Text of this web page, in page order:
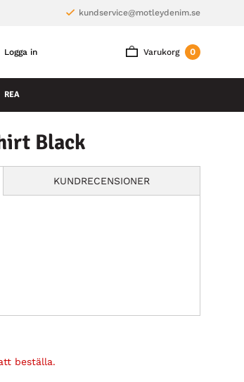
kundservice@motleydenim.se
Varukorg 0
Logga in
REA
Black
KUNDRECENSIONER
beställa.